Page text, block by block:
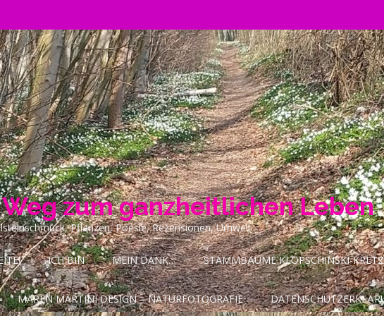
zum ganzheitlichen Leben
Pflanzen, Poesie, Rezensionen, Umwelt
ICH BIN MEIN DANK… STAMMBÄUME KLOPSCHINSKI-
MAREN MARTINI DESIGN – NATURFOTOGRAFIE